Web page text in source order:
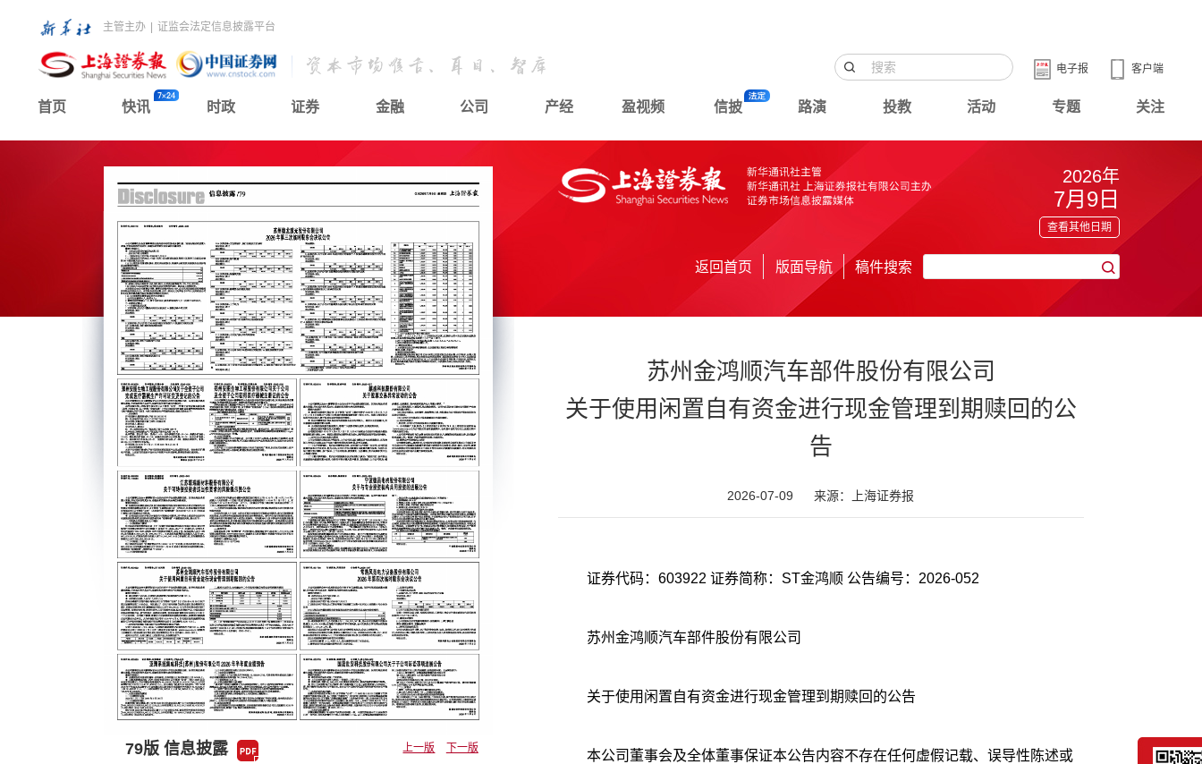
主管主办 证监会法定信息披露平台
客户端
电子报
首页 快讯 时政 证券 金融 公司 产经 盈视频 信披 路演 投教 活动 专题 关注
79版 信息披露 上一版 下一版
2026年
7月9日
查看其他日期
返回首页 版面导航 稿件搜索
苏州金鸿顺汽车部件股份有限公司
关于使用闲置自有资金进行现金管理到期赎回的公
告
2026-07-09 来源：上海证券报
证券代码：603922 证券简称：ST金鸿顺 公告编号：2026-052
苏州金鸿顺汽车部件股份有限公司
关于使用闲置自有资金进行现金管理到期赎回的公告
本公司董事会及全体董事保证本公告内容不存在任何虚假记载、误导性陈述或